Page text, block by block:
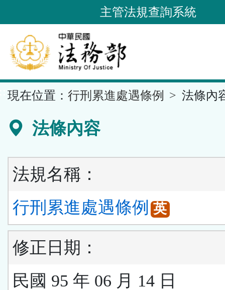
到
要
內
容
區
主管法規查詢系統
現在位置： 行刑累進處遇條例 法條內
法條內容
法規名稱：
行刑累進處遇條例 英
修正日期：
民國 95 年 06 月 14 日